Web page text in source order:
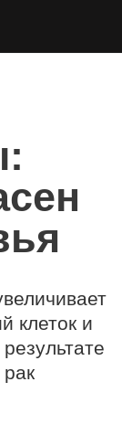
клеток и